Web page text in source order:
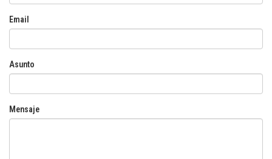
Email
Asunto
Mensaje